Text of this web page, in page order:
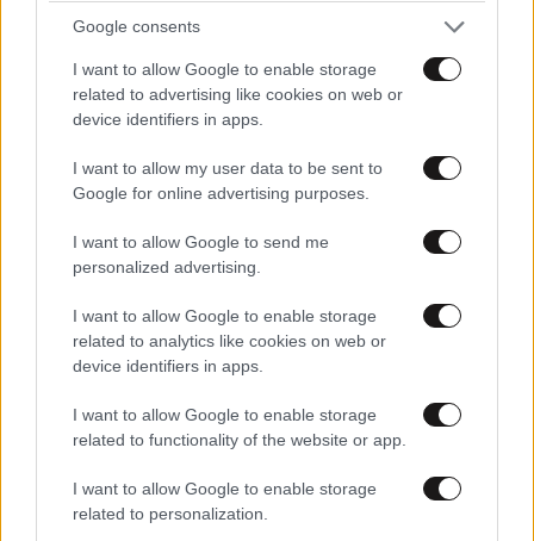
Google consents
I want to allow Google to enable storage
related to advertising like cookies on web or
device identifiers in apps.
I want to allow my user data to be sent to
Google for online advertising purposes.
I want to allow Google to send me
personalized advertising.
I want to allow Google to enable storage
related to analytics like cookies on web or
device identifiers in apps.
I want to allow Google to enable storage
related to functionality of the website or app.
I want to allow Google to enable storage
related to personalization.
Σαν σήμερα 6 Αυγούστου: Πεθαίνει η Ρίτα
Σακελλαρίου, η λαϊκή ντίβα που έκανε τη ζωή